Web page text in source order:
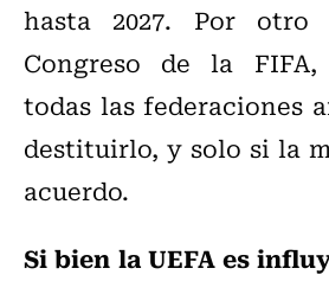
hasta 2027. Por
Congreso de la
todas las federaciones
destituirlo, y solo si la
acuerdo.
Si bien la UEFA es